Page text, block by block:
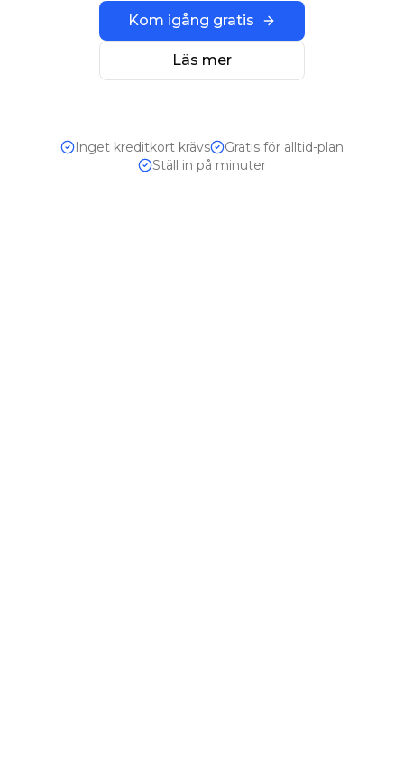
Kom igång gratis
Läs mer
Inget kreditkort krävs
Gratis för alltid-plan
Ställ in på minuter